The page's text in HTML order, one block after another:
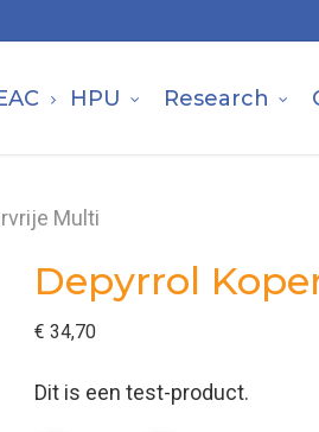
HPU Research
Multi
Depyrrol
€ 34,70
Dit is een test-product.